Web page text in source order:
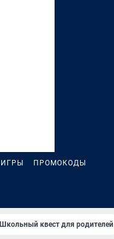
ИГРЫ ПРОМОКОДЫ
Школьный квест для родителей